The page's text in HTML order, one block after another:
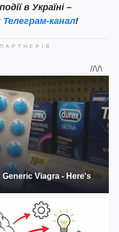
в Україні –
Телеграм-канал!